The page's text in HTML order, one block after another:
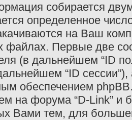
собирается
определенное
на Ваш
файлах. Первые две
(в дальнейшем “ID
“ID
обеспечением
на форума “D-Link” и
Вами тем, для